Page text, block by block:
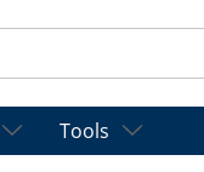
Tools